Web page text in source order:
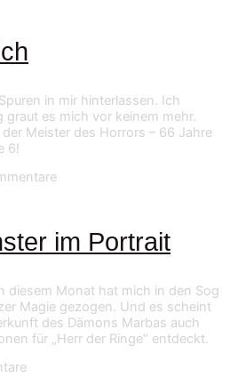
in mir hinterlassen. Ich
graut es mich vor keinem mehr.
Meister des Horrors – 66 Jahre
6!
im Portrait
diesem Monat hat mich in den Sog
Magie gezogen. Und es scheint
des Dämons Marbas auch
für „Herr der Ringe“ entdeckt.